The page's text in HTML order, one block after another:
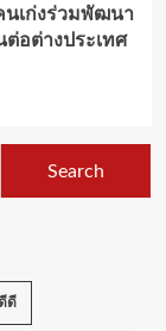
นเก่งร่วมพัฒนา
ต่อต่างประเทศ
ดี